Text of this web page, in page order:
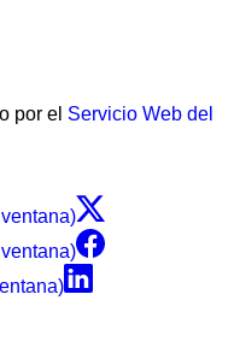
por el Servicio Web del